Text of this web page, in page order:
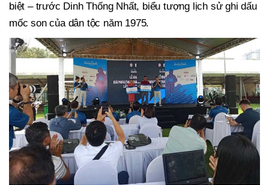
biệt – trước Dinh Thống Nhất, biểu tượng lịch sử ghi dấu
mốc son của dân tộc năm 1975.